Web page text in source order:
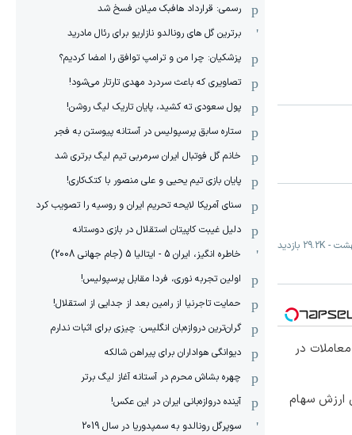
-
29.2K بازدید
در
ارزش سهام
رسمی: قرارداد هافبک میلان فسخ شد
برترین گل های رونالدو نازاریو برای رئال مادرید
پزشکیان: چرا من و ترامپ توافق را امضا کردیم؟
تصاویری که باعث سردرد مهدی تارتار می‌شود!
پول سعودی ته کشید، پایان تاریک لیگ روشن!
ستاره سابق پرسپولیس در آستانه پیوستن به فجر
خانم گل فوتبال ایران سرمربی تیم لیگ برتری شد
پایان بازی تیم یحیی و علی منصور با کتک‌کاری!
سنای آمریکا لایحه تحریم ایران و روسیه را تصویب کرد
دلیل غیبت کاپیتان استقلال در بازی دوستانه
خاطره انگیز، ایران 5 - ایتالیا 5 (جام جهانی 2008)
اولین تجربه نوری، فردا مقابل پرسپولیس!
حمایت تاجرنیا از رامین بعد از جدایی از استقلال!
گران‌ترین دروازه‌بان انگلیس: چیزی برای اثبات ندارم
دیوانگی هواداران برای پیراهن شالکه
چهره بشاش محرم در آستانه آغاز لیگ برتر
آینده دروازه‌بانی ایران در این عکس!
سوپرگل رونالدو به سمپدوریا در سال 2019